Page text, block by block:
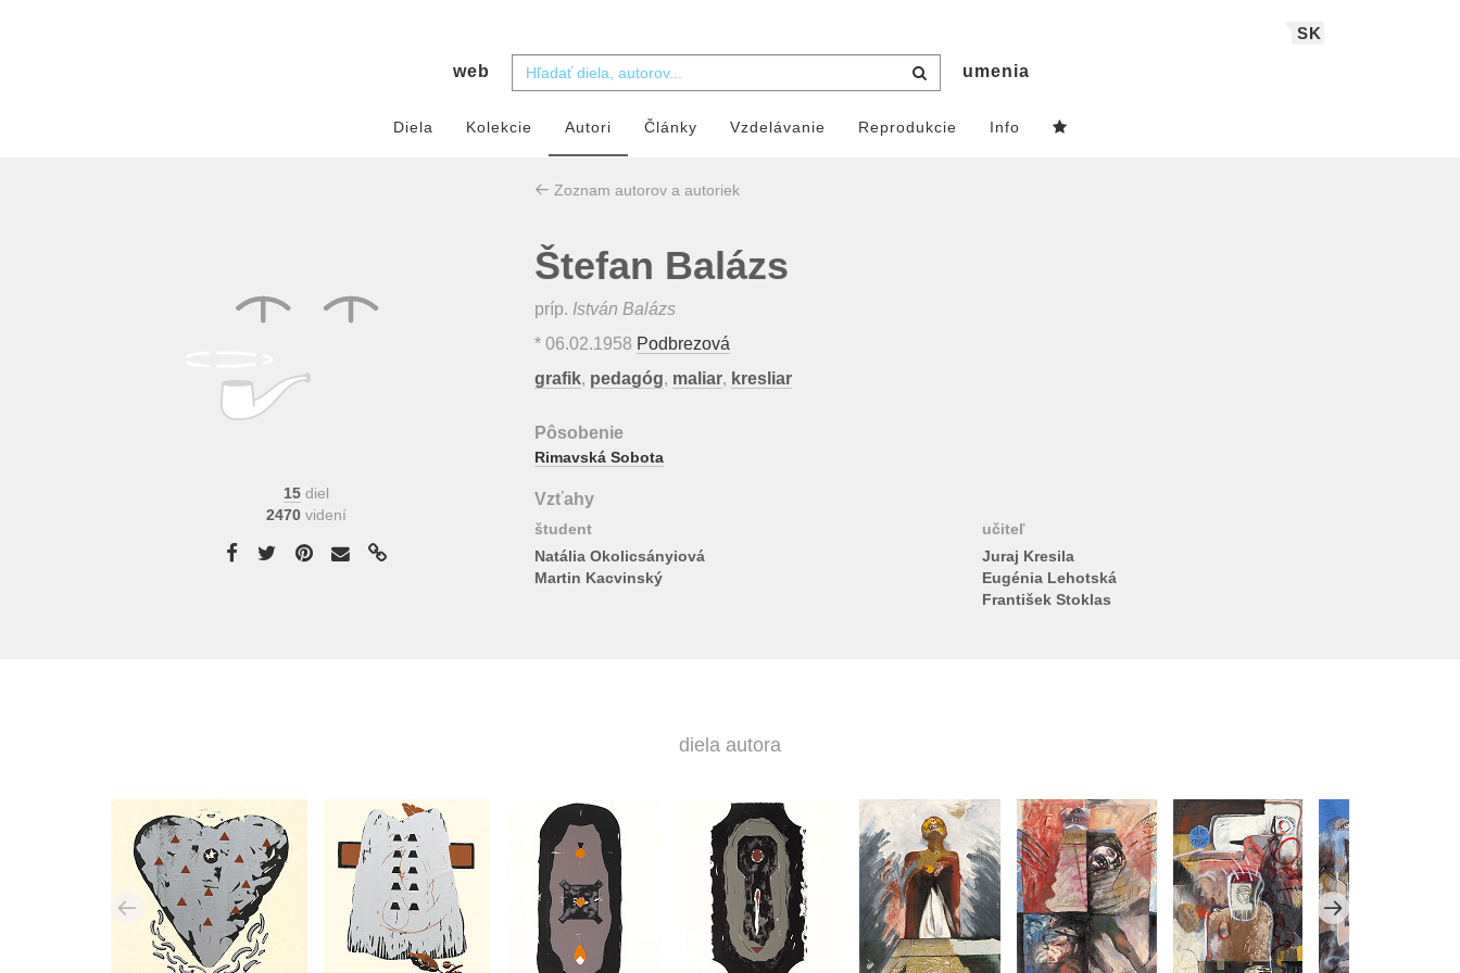
SK
web umenia
Diela Kolekcie Autori Články Vzdelávanie Reprodukcie Info
15 diel
2470 videní
Zoznam autorov a autoriek
Štefan Balázs
príp. István Balázs
* 06.02.1958 Podbrezová
grafik, pedagóg, maliar, kresliar
Pôsobenie
Rimavská Sobota
Vzťahy
študent
učiteľ
Natália Okolicsányiová
Martin Kacvinský
Juraj Kresila
Eugénia Lehotská
František Stoklas
diela autora